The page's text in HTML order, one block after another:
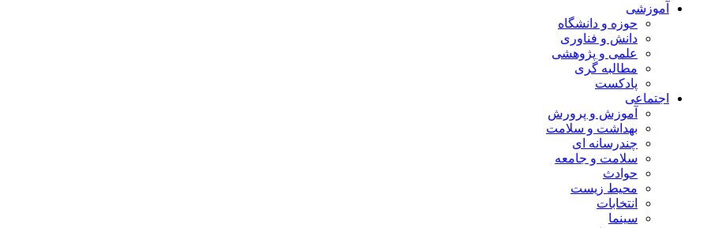
آموزشی
حوزه و دانشگاه
دانش و فناوری
علمی و پژوهشی
مطالبه گری
پادکست
اجتماعی
آموزش و پرورش
بهداشت و سلامت
چندرسانه ای
سلامت و جامعه
حوادث
محیط زیست
انتخابات
سینما